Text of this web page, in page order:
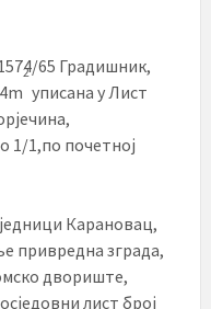
65 Градишник,
2
уписана у Лист
1/1,по почетној
Карановац,
привредна зграда,
двориште,
лист број